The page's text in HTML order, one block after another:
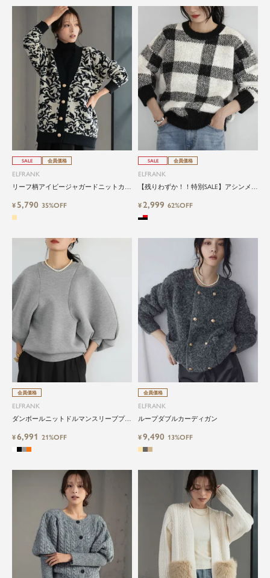
SALE 会員価格
ELFRANK
リーフ柄アイビージャガードニットカー
¥5,790 35%OFF
SALE 会員価格
ELFRANK
【残りわずか！！特別SALE】アシンメト
ー
¥2,999 62%OFF
会員価格
ELFRANK
ダンボールニットドルマンスリーブプル
¥6,991 21%OFF
会員価格
ELFRANK
ループダブルカーディガン
¥9,490 13%OFF